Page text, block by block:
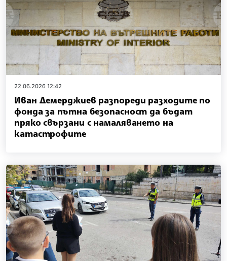
22.06.2026 12:42
Иван Демерджиев разпореди разходите по
фонда за пътна безопасност да бъдат
пряко свързани с намаляването на
катастрофите